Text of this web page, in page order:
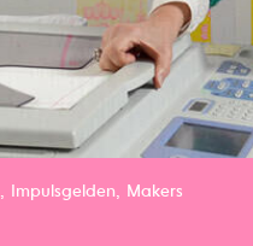
Impulsgelden
Makers